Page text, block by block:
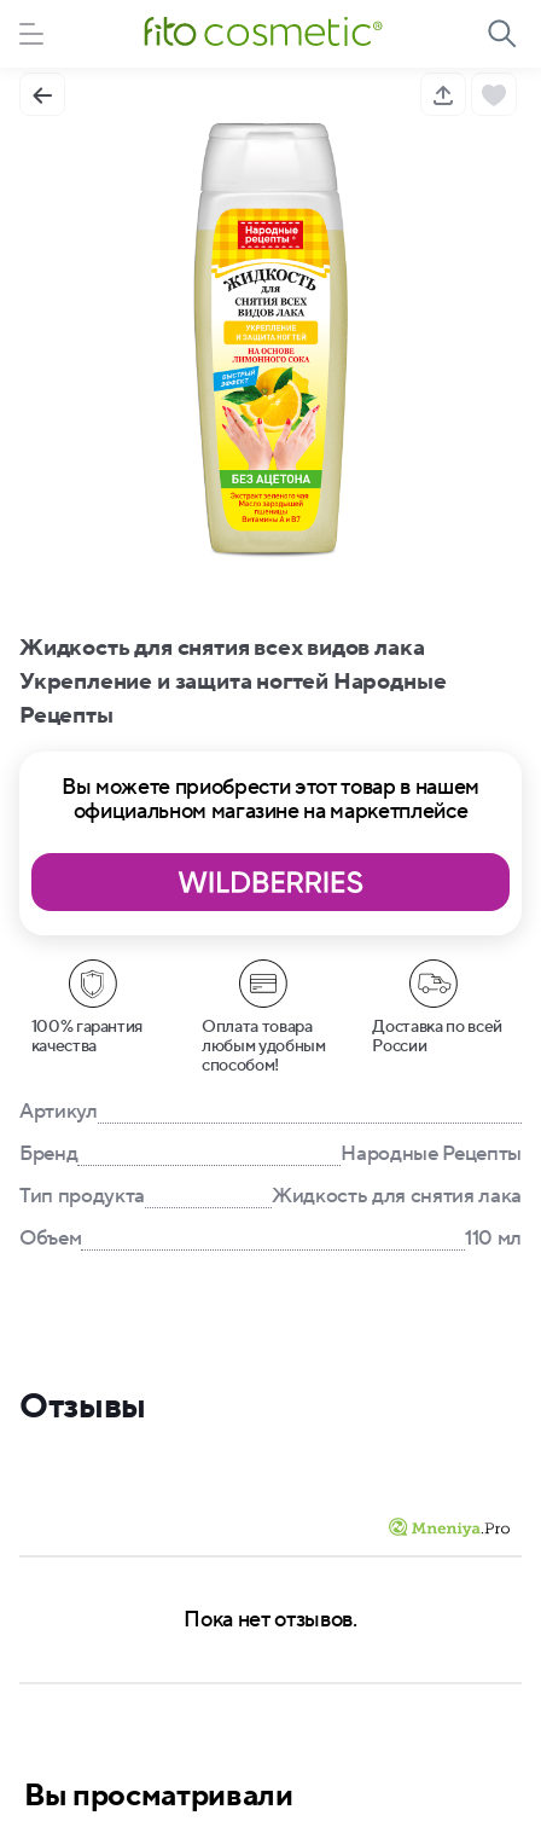
Жидкость для снятия всех видов лака
Укрепление и защита ногтей Народные
Рецепты
Вы можете приобрести этот товар в нашем
официальном магазине на маркетплейсе
100% гарантия
качества
Оплата товара
любым удобным
способом!
Доставка по всей
России
Артикул
Бренд
Народные Рецепты
Тип продукта
Жидкость для снятия лака
Объем
110 мл
Отзывы
Пока нет отзывов.
Вы просматривали